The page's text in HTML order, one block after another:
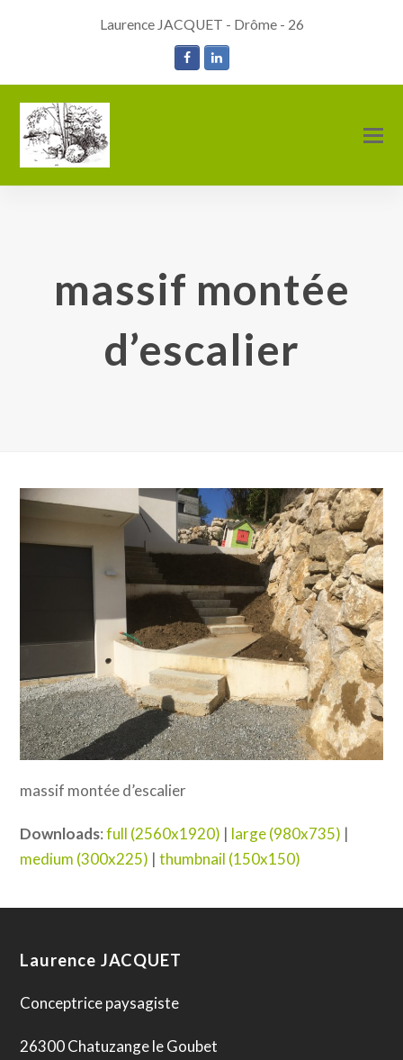
Laurence JACQUET - Drôme - 26
FacebookLinkedIn
massif montée
d’escalier
massif montée d’escalier
Downloads:full (2560x1920) | large (980x735) |
medium (300x225) |thumbnail (150x150)
Laurence JACQUET
Conceptrice paysagiste
26300 Chatuzange le Goubet